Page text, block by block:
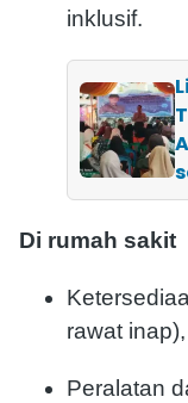
inklusif.
Di rumah sakit
rawat inap),
Peralatan